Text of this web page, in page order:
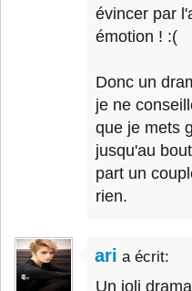
évincer par
émotion ! :(
Donc un
je ne
que je mets
jusqu'au
part un
rien.
ari a écrit:
Un joli drama